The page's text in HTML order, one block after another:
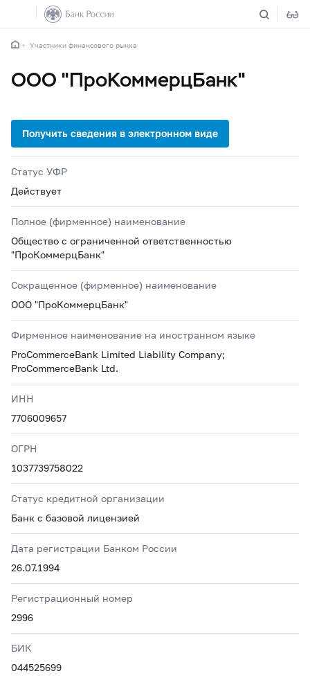
Участники финансового рынка
ООО "ПроКоммерцБанк"
Статус УФР
Действует
Полное (фирменное) наименование
Общество с ограниченной ответственностью
"ПроКоммерцБанк"
Сокращенное (фирменное) наименование
ООО "ПроКоммерцБанк"
Фирменное наименование на иностранном языке
ProCommerceBank Limited Liability Company;
ProCommerceBank Ltd.
ИНН
7706009657
ОГРН
1037739758022
Статус кредитной организации
Банк с базовой лицензией
Дата регистрации Банком России
26.07.1994
Регистрационный номер
2996
БИК
044525699